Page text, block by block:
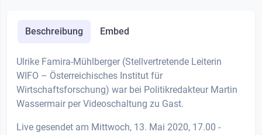
Beschreibung Embed
Ulrike Famira-Mühlberger (Stellvertretende Leiterin
WIFO – Österreichisches Institut für
Wirtschaftsforschung) war bei Politikredakteur Martin
Wassermair per Videoschaltung zu Gast.
Live gesendet am Mittwoch, 13. Mai 2020, 17.00 -